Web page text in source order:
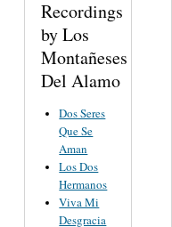
Recordings
by Los
Montañeses
Del Alamo
Dos Seres
Que Se
Aman
Los Dos
Hermanos
Viva Mi
Desgracia